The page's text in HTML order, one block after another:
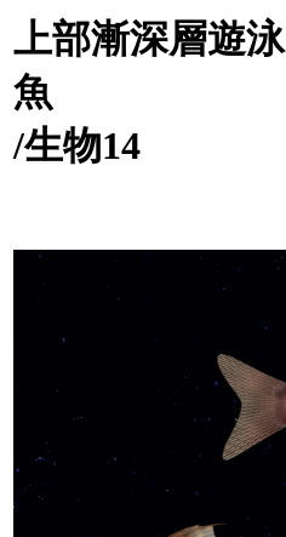
上部漸深層遊泳
魚
/生物14